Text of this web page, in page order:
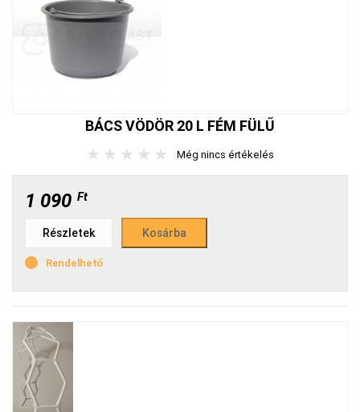
BÁCS VÖDÖR 20 L FÉM FÜLŰ
★ ★ ★ ★ ★ Még nincs értékelés
1 090 Ft
Részletek
Rendelhető